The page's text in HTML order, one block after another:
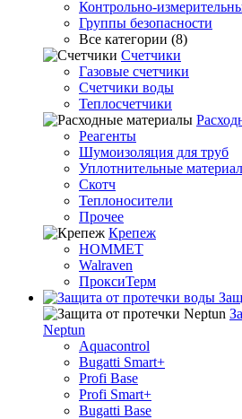
Контрольно-
Группы безопасности
Все категории (8)
Счетчики
Газовые счетчики
Счетчики воды
Теплосчетчики
Реагенты
Шумоизоляция для труб
Уплотнительные
Скотч
Теплоносители
Прочее
Крепеж
HOMMET
Walraven
ПроксиТерм
Neptun
Aquacontrol
Bugatti Smart+
Profi Base
Profi Smart+
Bugatti Base